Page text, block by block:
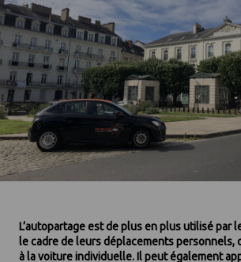
L’autopartage est de plus en plus utilisé par
le cadre de leurs déplacements personnels,
à la voiture individuelle. Il peut également